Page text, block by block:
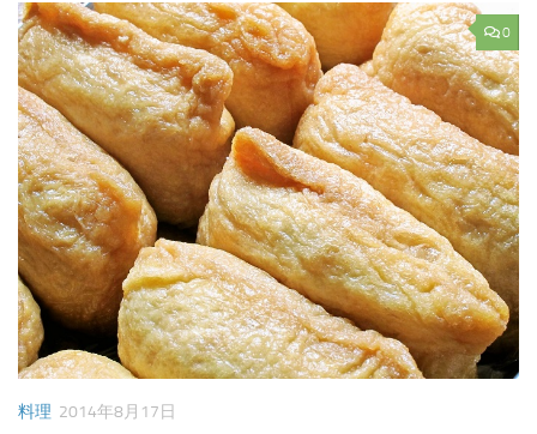
0
料理 2014年8月17日